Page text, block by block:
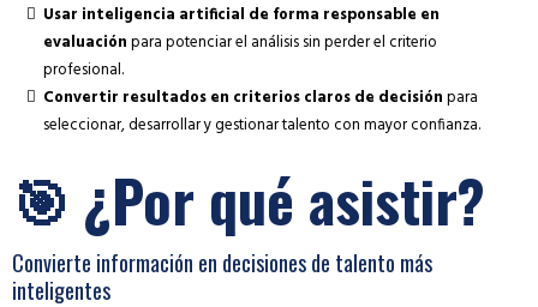
Usar inteligencia artificial de forma responsable en
evaluaciónpara potenciar el análisis sin perder el criterio
profesional.
Convertir resultados en criterios claros de decisiónpara
seleccionar, desarrollar y gestionar talento con mayor confianza.
🎯 ¿Por qué asistir?
Convierte información en decisiones de talento más
inteligentes